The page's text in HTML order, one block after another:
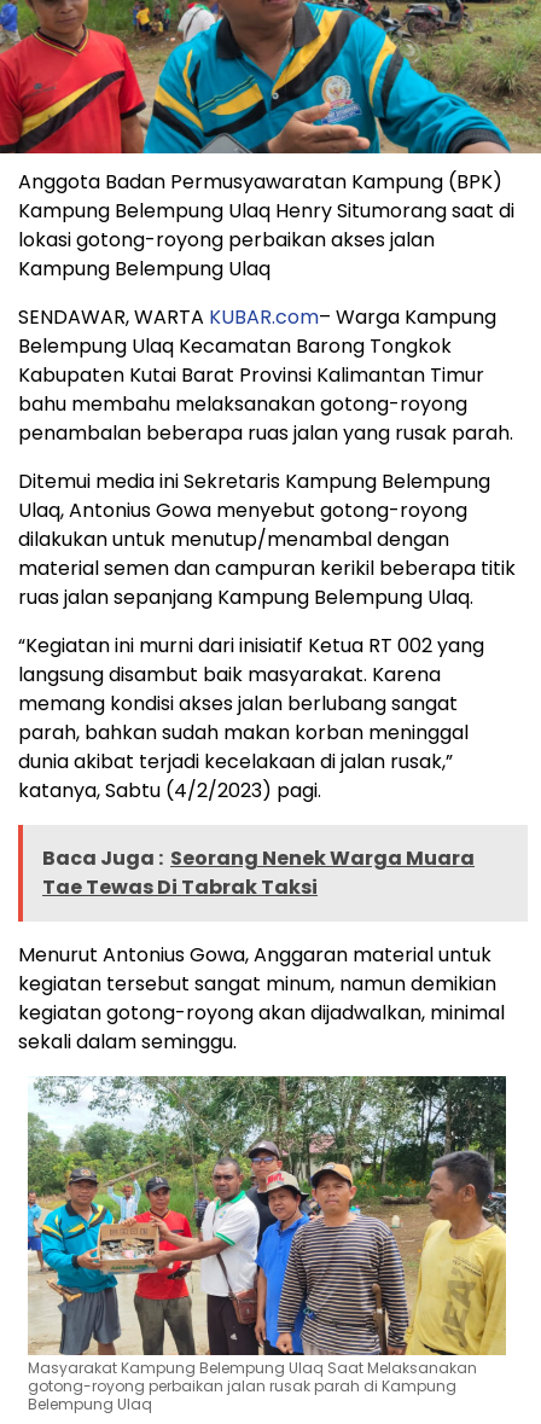
Anggota Badan Permusyawaratan Kampung (BPK)
Kampung Belempung Ulaq Henry Situmorang saat di
lokasi gotong-royong perbaikan akses jalan
Kampung Belempung Ulaq
SENDAWAR, WARTA KUBAR.com– Warga Kampung
Belempung Ulaq Kecamatan Barong Tongkok
Kabupaten Kutai Barat Provinsi Kalimantan Timur
bahu membahu melaksanakan gotong-royong
penambalan beberapa ruas jalan yang rusak parah.
Ditemui media ini Sekretaris Kampung Belempung
Ulaq, Antonius Gowa menyebut gotong-royong
dilakukan untuk menutup/menambal dengan
material semen dan campuran kerikil beberapa titik
ruas jalan sepanjang Kampung Belempung Ulaq.
“Kegiatan ini murni dari inisiatif Ketua RT 002 yang
langsung disambut baik masyarakat. Karena
memang kondisi akses jalan berlubang sangat
parah, bahkan sudah makan korban meninggal
dunia akibat terjadi kecelakaan di jalan rusak,”
katanya, Sabtu (4/2/2023) pagi.
Baca Juga : Seorang Nenek Warga Muara
Tae Tewas Di Tabrak Taksi
Menurut Antonius Gowa, Anggaran material untuk
kegiatan tersebut sangat minum, namun demikian
kegiatan gotong-royong akan dijadwalkan, minimal
sekali dalam seminggu.
Masyarakat Kampung Belempung Ulaq Saat Melaksanakan
gotong-royong perbaikan jalan rusak parah di Kampung
Belempung Ulaq